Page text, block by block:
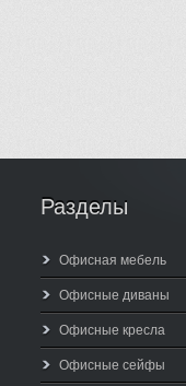
Разделы
Офисная мебель
Офисные диваны
Офисные кресла
Офисные сейфы